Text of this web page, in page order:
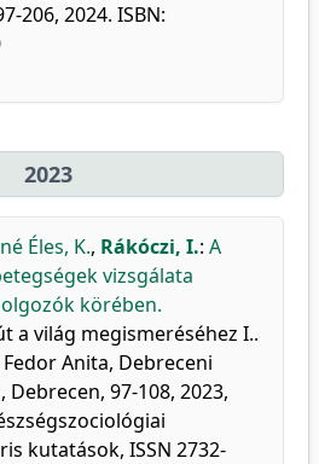
206, 2024. ISBN:
2023
Éles, K., Rákóczi, I.: A
vizsgálata
körében.
a világ megismeréséhez I..
Anita, Debreceni
Debrecen, 97-108, 2023,
kutatások, ISSN 2732-